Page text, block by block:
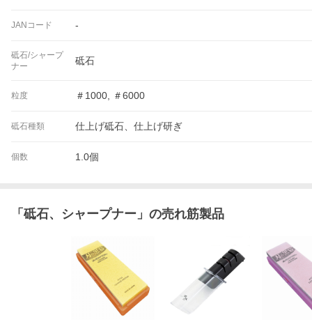
JANコード -
砥石/シャープ
ナー
砥石
粒度 ＃1000, ＃6000
砥石種類 仕上げ砥石、仕上げ研ぎ
個数 1.0個
「 砥石、シャープナー 」の売れ筋製品